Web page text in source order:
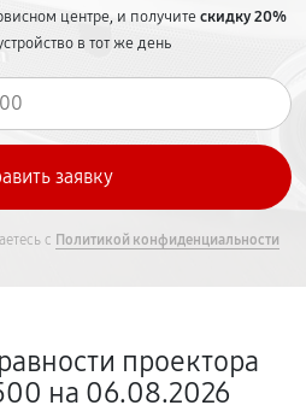
центре, и получитескидку 20%
в тот же день
с Политикой конфиденциальности
проектора
на 06.08.2026